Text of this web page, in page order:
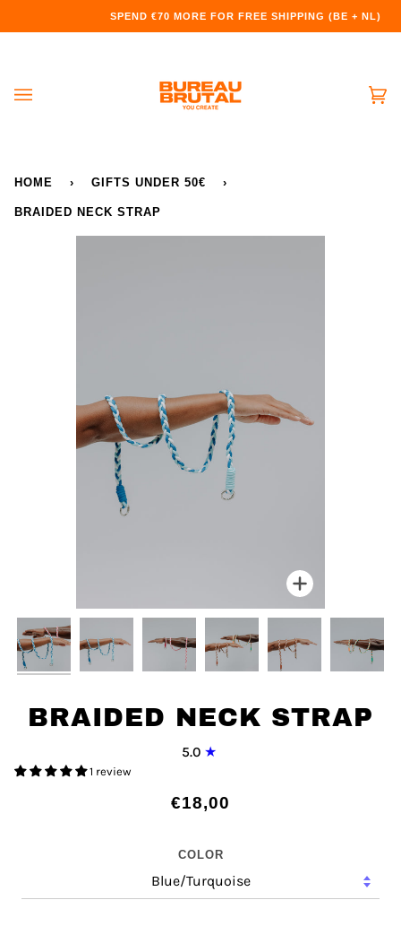
SPEND€70MORE FOR FREE SHIPPING (BE + NL)
(0)
HOME › GIFTS UNDER 50€ ›
BRAIDED NECK STRAP
Zoom
BRAIDED NECK STRAP
5.0
1 review
€18,00
COLOR